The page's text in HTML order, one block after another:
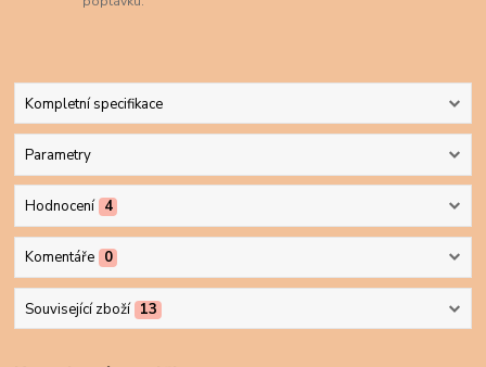
Kompletní specifikace
Parametry
Hodnocení 4
Komentáře 0
Související zboží 13